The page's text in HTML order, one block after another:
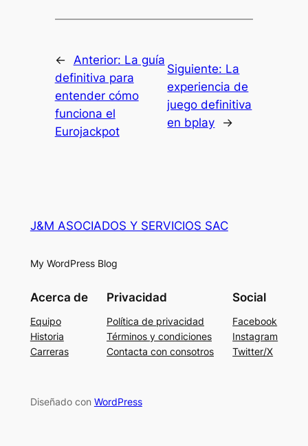
← Anterior: La guía
definitiva para
entender cómo
funciona el
Eurojackpot
Siguiente: La
experiencia de
juego definitiva
en bplay
→
J&M ASOCIADOS Y SERVICIOS SAC
My WordPress Blog
Acerca de
Equipo
Historia
Carreras
Privacidad
Política de privacidad
Términos y condiciones
Contacta con consotros
Social
Facebook
Instagram
Twitter/X
Diseñado con WordPress